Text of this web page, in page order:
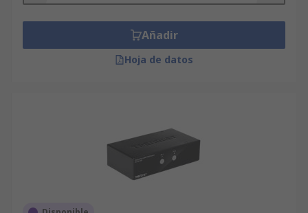
Añadir
Hoja de datos